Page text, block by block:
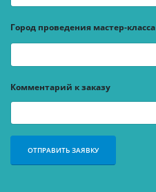
Город проведения мастер-класса
Комментарий к заказу